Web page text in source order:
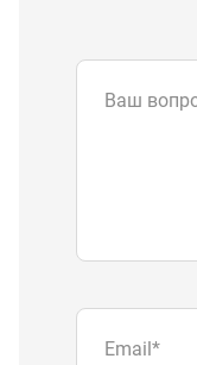
Ваш